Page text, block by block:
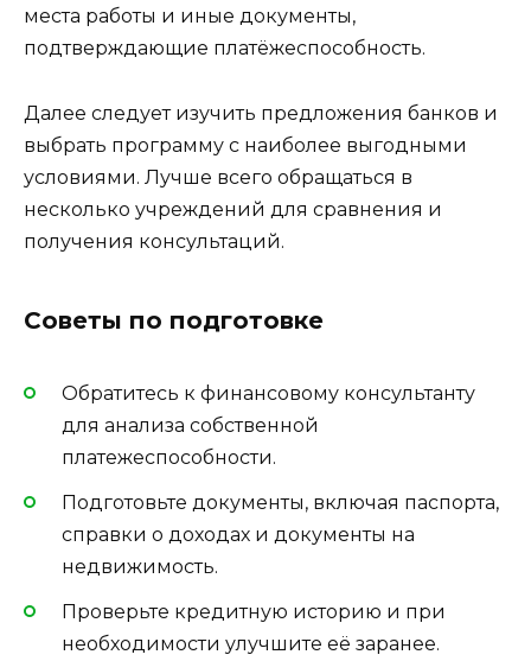
места работы и иные документы,
подтверждающие платёжеспособность.
Далее следует изучить предложения банков и
выбрать программу с наиболее выгодными
условиями. Лучше всего обращаться в
несколько учреждений для сравнения и
получения консультаций.
Советы по подготовке
Обратитесь к финансовому консультанту
для анализа собственной
платежеспособности.
Подготовьте документы, включая паспорта,
справки о доходах и документы на
недвижимость.
Проверьте кредитную историю и при
необходимости улучшите её заранее.